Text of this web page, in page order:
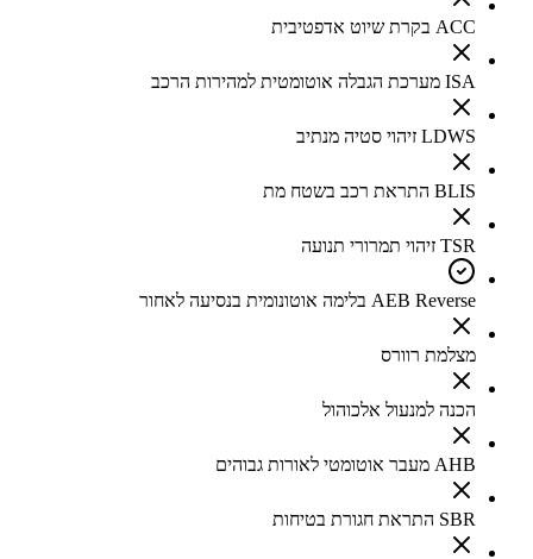
ACC בקרת שיוט אדפטיבית
ISA מערכת הגבלה אוטומטית למהירות הרכב
LDWS זיהוי סטיה מנתיב
BLIS התראת רכב בשטח מת
TSR זיהוי תמרורי תנועה
AEB Reverse בלימה אוטונומית בנסיעה לאחור
מצלמת רוורס
הכנה למנעול אלכוהול
AHB מעבר אוטומטי לאורות גבוהים
SBR התראת חגורת בטיחות